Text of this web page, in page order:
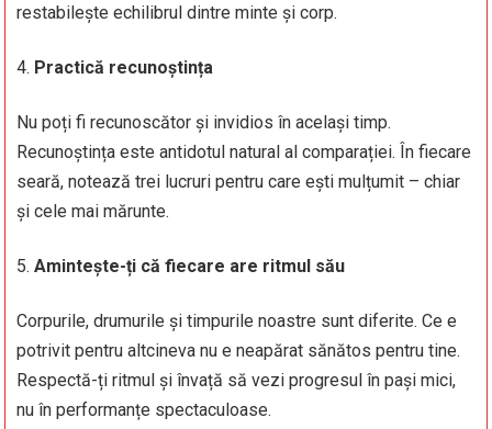
restabilește echilibrul dintre minte și corp.
Practică recunoștința
Nu poți fi recunoscător și invidios în același timp.
Recunoștința este antidotul natural al comparației. În fiecare
seară, notează trei lucruri pentru care ești mulțumit – chiar
și cele mai mărunte.
Amintește-ți că fiecare are ritmul său
Corpurile, drumurile și timpurile noastre sunt diferite. Ce e
potrivit pentru altcineva nu e neapărat sănătos pentru tine.
Respectă-ți ritmul și învață să vezi progresul în pași mici,
nu în performanțe spectaculoase.